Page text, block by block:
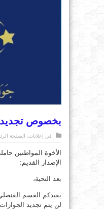
بخصوص تجديد
في إعلانات الصفحة
الأخوة المواطنين
الإصدار القديم:
بعد التحية،
يفيدكم القسم القنصلي
لن يتم تجديد